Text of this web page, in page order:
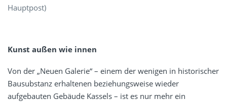
Hauptpost)
Kunst außen wie innen
Von der „Neuen Galerie“ – einem der wenigen in historischer
Bausubstanz erhaltenen beziehungsweise wieder
aufgebauten Gebäude Kassels – ist es nur mehr ein